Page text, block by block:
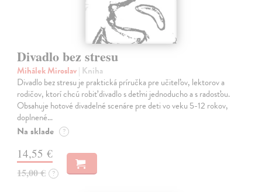
Divadlo bez stresu
Mihálek Miroslav| Kniha
Divadlo bez stresu je praktická príručka pre učiteľov, lektorov a
rodičov, ktorí chcú robiť divadlo s deťmi jednoducho a s radosťou.
Obsahuje hotové divadelné scenáre pre deti vo veku 5-12 rokov,
doplnené…
Na sklade ?
14,55 €
15,00 € ?